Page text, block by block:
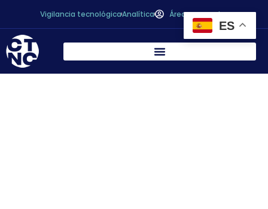
Vigilancia tecnológicaAnalítica Área personal
ES